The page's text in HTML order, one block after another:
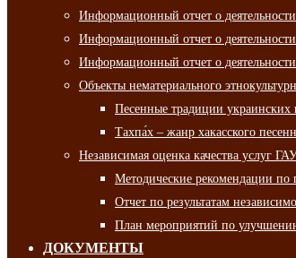
Информационный отчет о
Информационный отчет о
Информационный отчет о
Объекты нематериального
Песенные традиции украинских
Тахпа́х – жанр хакасского
Независимая оценка качества
Методические рекомендации по
Отчет по результатам
План мероприятий по улучшению
ДОКУМЕНТЫ